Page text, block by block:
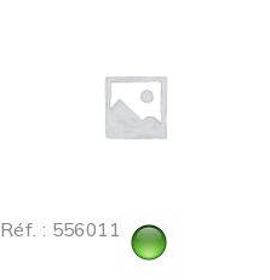
Réf. : 556011